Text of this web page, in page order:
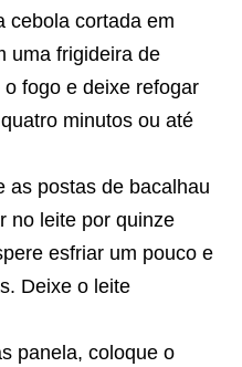
cebola cortada em
uma frigideira de
fogo e deixe refogar
minutos ou até
as postas de bacalhau
no leite por quinze
esfriar um pouco e
Deixe o leite
panela, coloque o